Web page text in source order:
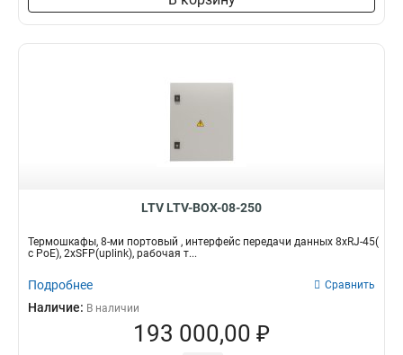
LTV LTV-BOX-08-250
Термошкафы, 8-ми портовый , интерфейс передачи данных 8xRJ-45(
c PoE), 2xSFP(uplink), рабочая т...
Подробнее Сравнить
Наличие: В наличии
193 000,00 ₽